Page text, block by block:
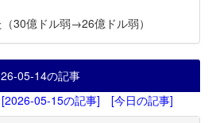
30億ドル弱→26億ドル弱）
05-14の記事
[2026-05-15の記事] [今日の記事]